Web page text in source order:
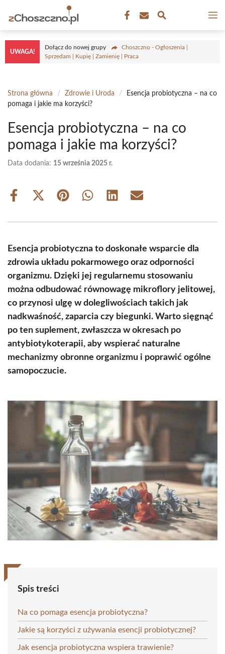
treści
UWAGA!
Dołącz do nowej grupy
Choszczno - Ogłoszenia |
Sprzedam | Kupię | Zamienię | Praca
Strona główna / Zdrowie i Uroda /
Esencja probiotyczna – na co
pomaga i jakie ma korzyści?
Esencja probiotyczna – na co
pomaga i jakie ma korzyści?
Data dodania: 15 września 2025 r.
Share
Share
(Twitter)
Share Share Share Share
Esencja probiotyczna to doskonałe wsparcie dla
zdrowia układu pokarmowego oraz odporności
organizmu. Dzięki jej regularnemu stosowaniu
można odbudować równowagę mikroflory jelitowej,
co przynosi ulgę w dolegliwościach takich jak
nadkwaśność, zaparcia czy biegunki. Warto sięgnąć
po ten suplement, zwłaszcza w okresach po
antybiotykoterapii, aby wspierać naturalne
mechanizmy obronne organizmu i poprawić ogólne
samopoczucie.
Spis treści
Na co pomaga esencja probiotyczna?
Jakie są korzyści z używania esencji probiotycznej?
Jak esencja probiotyczna wspiera trawienie?